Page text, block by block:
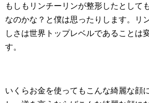
もしもリンチーリンが整形したとして
なのかな？と僕は思ったりします。リ
しさは世界トップレベルであることは
す。
いくらお金を使ってもこんな綺麗な顔